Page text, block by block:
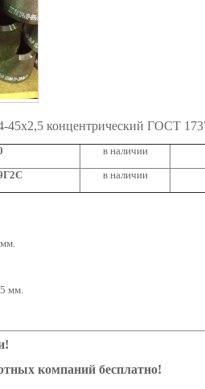
45х2,5 концентрический ГОСТ
в наличии
в наличии
мм.
компаний бесплатно!